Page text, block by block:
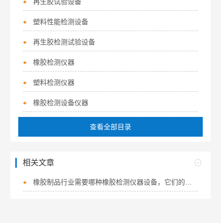
塑料性能检测设备
再生胶检测试验设备
橡胶检测仪器
塑料检测仪器
橡胶检测设备仪器
查看全部目录
相关文章